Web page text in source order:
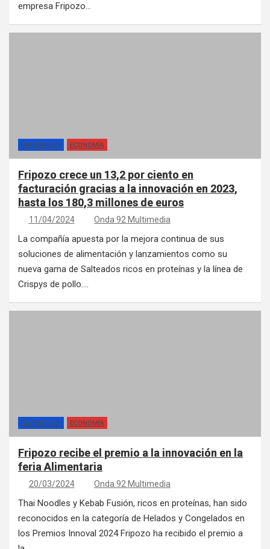
empresa Fripozo…
CATEGORÍAS ECONOMÍA
Fripozo crece un 13,2 por ciento en
facturación gracias a la innovación en 2023,
hasta los 180,3 millones de euros
11/04/2024 Onda 92 Multimedia
La compañía apuesta por la mejora continua de sus
soluciones de alimentación y lanzamientos como su
nueva gama de Salteados ricos en proteínas y la línea de
Crispys de pollo.…
CATEGORÍAS ECONOMÍA
Fripozo recibe el premio a la innovación en la
feria Alimentaria
20/03/2024 Onda 92 Multimedia
Thai Noodles y Kebab Fusión, ricos en proteínas, han sido
reconocidos en la categoría de Helados y Congelados en
los Premios Innoval 2024 Fripozo ha recibido el premio a